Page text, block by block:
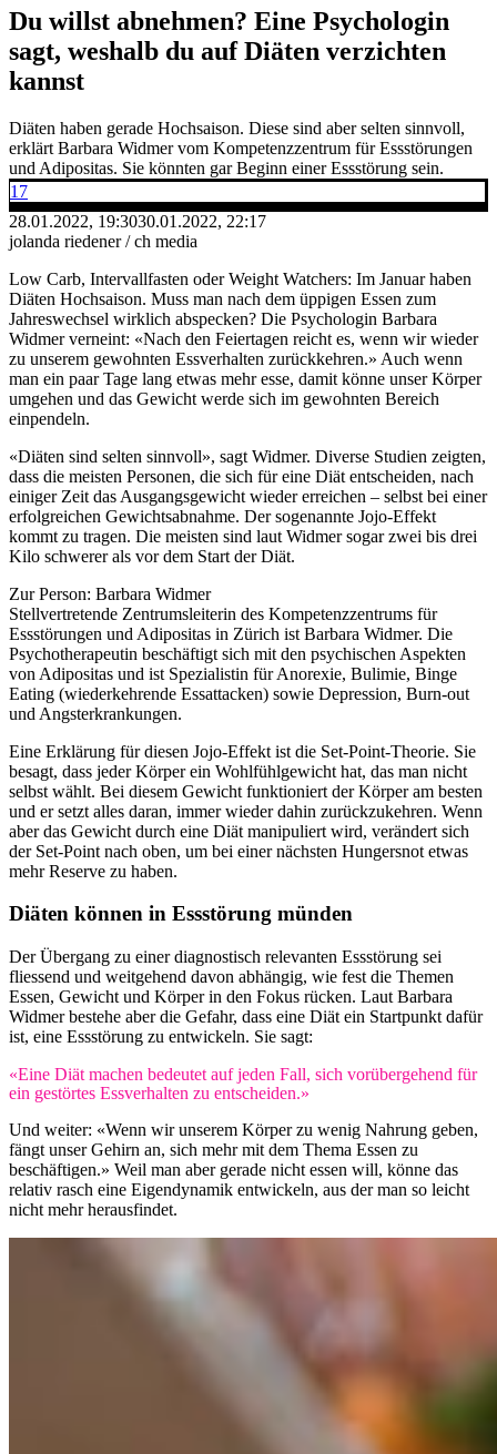
Du willst abnehmen? Eine Psychologin
sagt, weshalb du auf Diäten verzichten
kannst
Diäten haben gerade Hochsaison. Diese sind aber selten sinnvoll,
erklärt Barbara Widmer vom Kompetenzzentrum für Essstörungen
und Adipositas. Sie könnten gar Beginn einer Essstörung sein.
17
28.01.2022, 19:3030.01.2022, 22:17
jolanda riedener / ch media
Low Carb, Intervallfasten oder Weight Watchers: Im Januar haben
Diäten Hochsaison. Muss man nach dem üppigen Essen zum
Jahreswechsel wirklich abspecken? Die Psychologin Barbara
Widmer verneint: «Nach den Feiertagen reicht es, wenn wir wieder
zu unserem gewohnten Essverhalten zurückkehren.» Auch wenn
man ein paar Tage lang etwas mehr esse, damit könne unser Körper
umgehen und das Gewicht werde sich im gewohnten Bereich
einpendeln.
«Diäten sind selten sinnvoll», sagt Widmer. Diverse Studien zeigten,
dass die meisten Personen, die sich für eine Diät entscheiden, nach
einiger Zeit das Ausgangsgewicht wieder erreichen – selbst bei einer
erfolgreichen Gewichtsabnahme. Der sogenannte Jojo-Effekt
kommt zu tragen. Die meisten sind laut Widmer sogar zwei bis drei
Kilo schwerer als vor dem Start der Diät.
Zur Person: Barbara Widmer
Stellvertretende Zentrumsleiterin des Kompetenzzentrums für
Essstörungen und Adipositas in Zürich ist Barbara Widmer. Die
Psychotherapeutin beschäftigt sich mit den psychischen Aspekten
von Adipositas und ist Spezialistin für Anorexie, Bulimie, Binge
Eating (wiederkehrende Essattacken) sowie Depression, Burn-out
und Angsterkrankungen.​
Eine Erklärung für diesen Jojo-Effekt ist die Set-Point-Theorie. Sie
besagt, dass jeder Körper ein Wohlfühlgewicht hat, das man nicht
selbst wählt. Bei diesem Gewicht funktioniert der Körper am besten
und er setzt alles daran, immer wieder dahin zurückzukehren. Wenn
aber das Gewicht durch eine Diät manipuliert wird, verändert sich
der Set-Point nach oben, um bei einer nächsten Hungersnot etwas
mehr Reserve zu haben.
Diäten können in Essstörung münden
Der Übergang zu einer diagnostisch relevanten Essstörung sei
fliessend und weitgehend davon abhängig, wie fest die Themen
Essen, Gewicht und Körper in den Fokus rücken. Laut Barbara
Widmer bestehe aber die Gefahr, dass eine Diät ein Startpunkt dafür
ist, eine Essstörung zu entwickeln. Sie sagt:
«Eine Diät machen bedeutet auf jeden Fall, sich vorübergehend für
ein gestörtes Essverhalten zu entscheiden.»
Und weiter: «Wenn wir unserem Körper zu wenig Nahrung geben,
fängt unser Gehirn an, sich mehr mit dem Thema Essen zu
beschäftigen.» Weil man aber gerade nicht essen will, könne das
relativ rasch eine Eigendynamik entwickeln, aus der man so leicht
nicht mehr herausfindet.